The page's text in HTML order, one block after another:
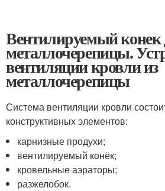
Вентилируемый конек
металлочерепицы.
вентиляции кровли из
металлочерепицы
Система вентиляции кровли
конструктивных элементов:
карнизные продухи;
вентилируемый конёк;
кровельные аэраторы;
разжелобок.